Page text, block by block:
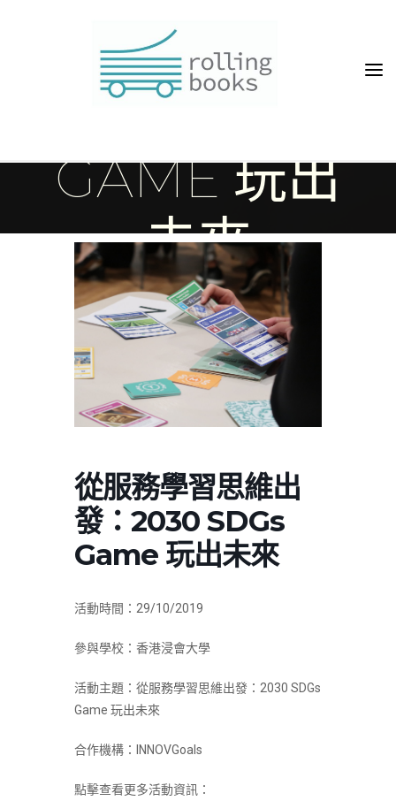
維出發：
2030 SDGS
GAME 玩出
未來
rollingbook_adm
HomeEvent 從服務學習思維出發：2030 SDGs Game 玩出未來
從服務學習思維出
發：2030 SDGs
Game 玩出未來
活動時間：29/10/2019
參與學校：香港浸會大學
活動主題：從服務學習思維出發：2030 SDGs
Game 玩出未來
合作機構： INNOVGoals
點擊查看更多活動資訊：